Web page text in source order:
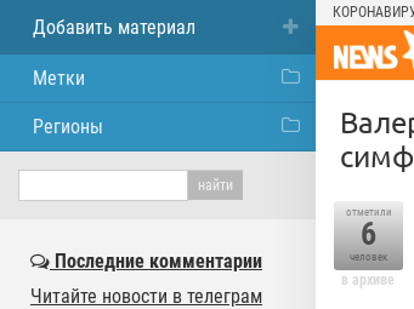
отметили
6
человек
в архиве
Добавить материал
Метки
Регионы
Последние комментарии
Читайте новости в телеграм